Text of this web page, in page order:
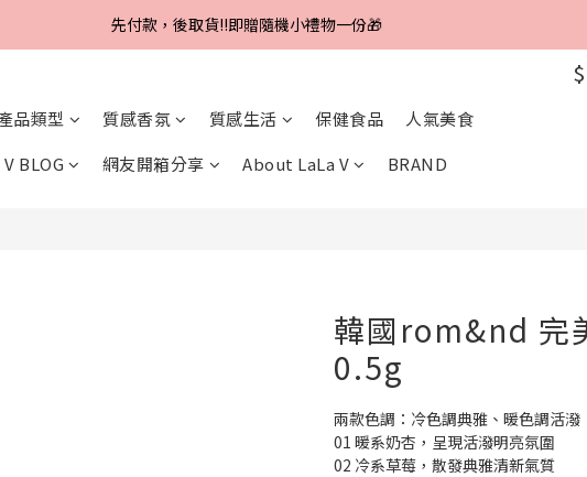
Line好友招募中，首購、回購皆贈100元
先付款，後取貨‼️即贈隨機小禮物一份🎁
$
品類型 質感香氛 質感生活 保健食品
人氣美食
BLOG 網友開箱分享 About LaLa V BRAND
韓國rom&nd 完
0.5g
兩款色調：冷色調典雅、暖色調活潑
01 暖系奶杏，呈現活潑明亮氛圍
02 冷系草莓，散發典雅清新氣質